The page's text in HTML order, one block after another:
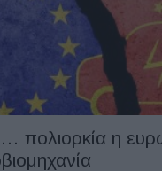
πολιορκία η